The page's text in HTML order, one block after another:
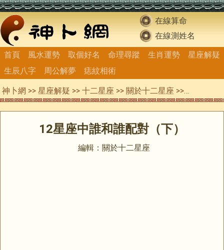
在線算命
在線測姓名
首頁
風水運勢 取個好名 命理尋蹤 生肖運勢
星座解疑
生辰八字
周公解夢 痣紋相術
神卜網 >> 星座解疑 >> 十二星座 >> 關於十二星座 >> 12星座中誰和誰配對（下）
12星座中誰和誰配對（下）
編輯：關於十二星座